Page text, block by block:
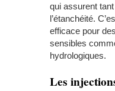
qui assurent
l’étanchéité.
efficace pour
sensibles
hydrologiques.
Les